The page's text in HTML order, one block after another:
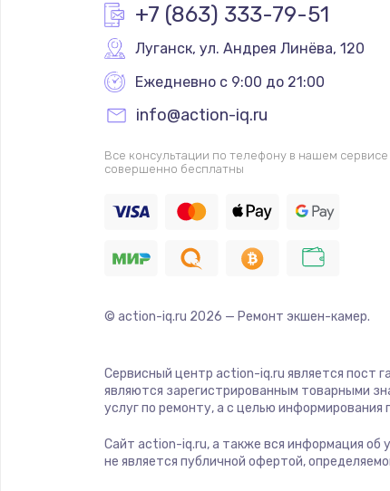
+7 (863) 333-79-51
Луганск, ул. Андрея Линёва, 120
Ежедневно с 9:00 до 21:00
info@action-iq.ru
Все консультации по телефону в нашем сервисе
совершенно бесплатны
© action-iq.ru 2026 — Ремонт экшен-камер.
Сервисный центр action-iq.ru является пост
являются зарегистрированным товарными
услуг по ремонту, а с целью
Сайт action-iq.ru, а также вся информация об
не является публичной офертой,